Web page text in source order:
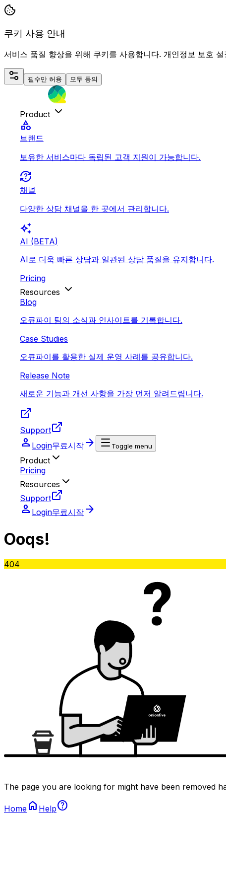
쿠키 사용 안내
서비스 품질 향상을 위해 쿠키를 사용합니다. 개인정보 보호
필수만 허용 모두 동의
Product
category
브랜드
보유한 서비스마다 독립된 고객 지원이 가능합니다.
question_exchange
채널
다양한 상담 채널을 한 곳에서 관리합니다.
auto_awesome
AI (BETA)
AI로 더욱 빠른 상담과 일관된 상담 품질을 유지합니다.
Pricing
Resources
Blog
오큐파이 팀의 소식과 인사이트를 기록합니다.
Case Studies
오큐파이를 활용한 실제 운영 사례를 공유합니다.
Release Note
새로운 기능과 개선 사항을 가장 먼저 알려드립니다.
Support
person Login무료시작 arrow_forward Toggle menu
Product
Pricing
Resources
Support
person Login무료시작 arrow_forward
Ooqs!
404
The page you are looking for might have been removed
Home home Helphelp